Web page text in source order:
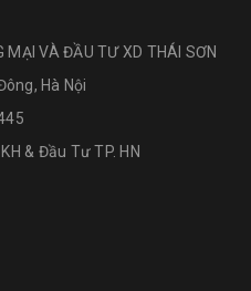
MẠI VÀ ĐẦU TƯ XD THÁI SƠN
Hà Nội
& Đầu Tư TP. HN